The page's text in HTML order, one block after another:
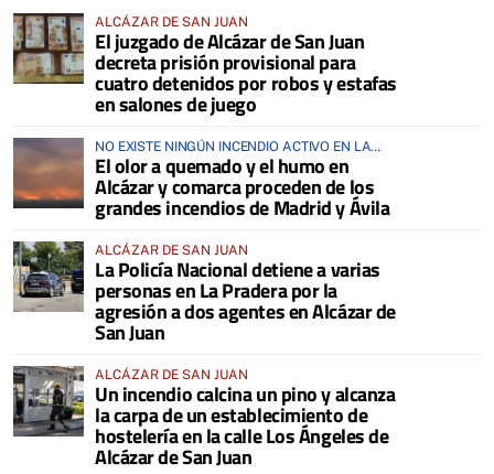
ALCÁZAR DE SAN JUAN
El juzgado de Alcázar de San Juan
decreta prisión provisional para
cuatro detenidos por robos y estafas
en salones de juego
NO EXISTE NINGÚN INCENDIO ACTIVO EN LA
COMARCA
El olor a quemado y el humo en
Alcázar y comarca proceden de los
grandes incendios de Madrid y Ávila
ALCÁZAR DE SAN JUAN
La Policía Nacional detiene a varias
personas en La Pradera por la
agresión a dos agentes en Alcázar de
San Juan
ALCÁZAR DE SAN JUAN
Un incendio calcina un pino y alcanza
la carpa de un establecimiento de
hostelería en la calle Los Ángeles de
Alcázar de San Juan